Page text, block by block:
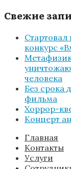
Свежие
конкурс
человека
Без срока
фильма
Хоррор-
Концерт
Главная
Контакты
Услуги